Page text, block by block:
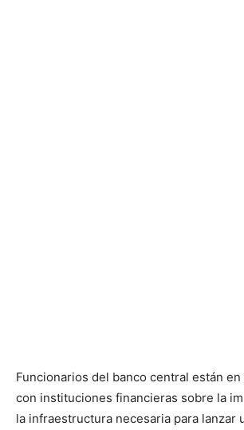
Funcionarios del banco central están
con instituciones financieras sobre la
la infraestructura necesaria para lanzar